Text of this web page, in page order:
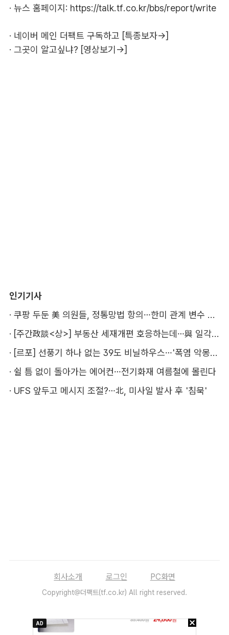
· 뉴스 홈페이지: https://talk.tf.co.kr/bbs/report/write
· 네이버 메인 더팩트 구독하고 [특종보자→]
· 그곳이 알고싶냐? [영상보기→]
인기기사
·
쿠팡 두둔 美 의원들, 정통망법 항의…한미 관계 변수 될까
·
[주간政談<상>] 부동산 세재개편 호응하는데…與 일각의 속내
·
[르포] 선풍기 하나 없는 39도 비닐하우스…'폭염 악몽' 꾸는 이주노동자
· 쉴 틈 없이 돌아가는 에어컨…전기화재 여름철에 몰린다
· UFS 앞두고 메시지 조절?…北, 미사일 발사 후 '침묵'
회사소개 로그인 PC화면
Copyright@더팩트(tf.co.kr) All right reserved.
AD